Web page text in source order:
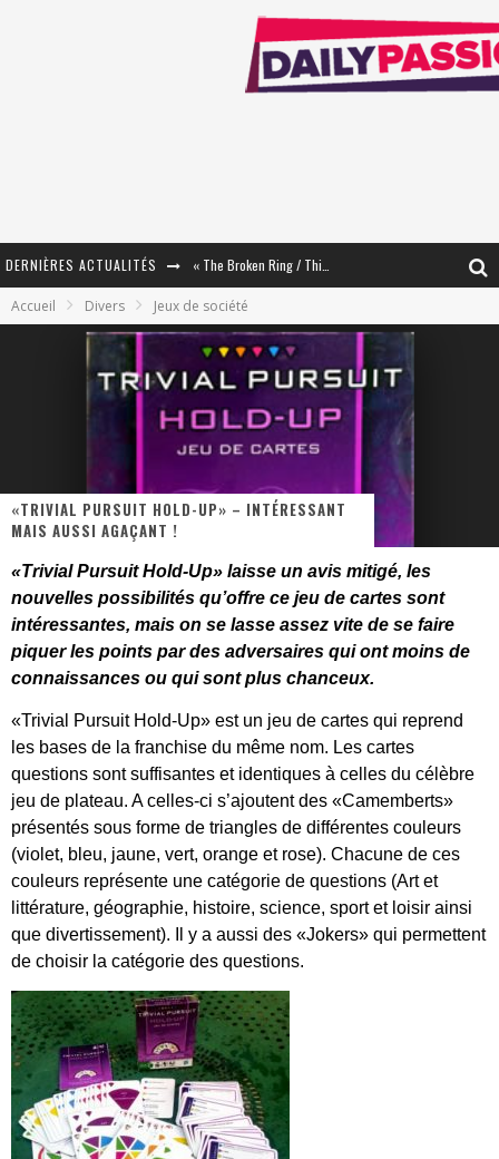
DERNIÈRES ACTUALITÉS
Star Fox
Assassin's Creed Black Flag Resynced
« Le Vent dand les Saules » - Une Belle Histoire !
« WOLF-MAN / Integrale Tomes 1 et 2 » - Cruelle Vengeance !
Accueil Divers Jeux de société
«TRIVIAL PURSUIT HOLD-UP» – INTÉRESSANT
MAIS AUSSI AGAÇANT !
«Trivial Pursuit Hold-Up» laisse un avis mitigé, les
nouvelles possibilités qu’offre ce jeu de cartes sont
intéressantes, mais on se lasse assez vite de se faire
piquer les points par des adversaires qui ont moins de
connaissances ou qui sont plus chanceux.
«Trivial Pursuit Hold-Up» est un jeu de cartes qui reprend
les bases de la franchise du même nom. Les cartes
questions sont suffisantes et identiques à celles du célèbre
jeu de plateau. A celles-ci s’ajoutent des «Camemberts»
présentés sous forme de triangles de différentes couleurs
(violet, bleu, jaune, vert, orange et rose). Chacune de ces
couleurs représente une catégorie de questions (Art et
littérature, géographie, histoire, science, sport et loisir ainsi
que divertissement). Il y a aussi des «Jokers» qui permettent
de choisir la catégorie des questions.